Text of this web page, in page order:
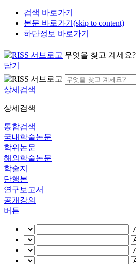
검색 바로가기
본문 바로가기(skip to content)
하단정보 바로가기
무엇을 찾고 계세요?
닫기
상세검색
상세검색
통합검색
국내학술논문
학위논문
해외학술논문
학술지
단행본
연구보고서
공개강의
버튼